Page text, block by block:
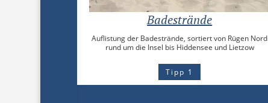
Badestrände
Auflistung der Badestrände, sortiert von Rügen Nord
rund um die Insel bis Hiddensee und Lietzow
Tipp 1